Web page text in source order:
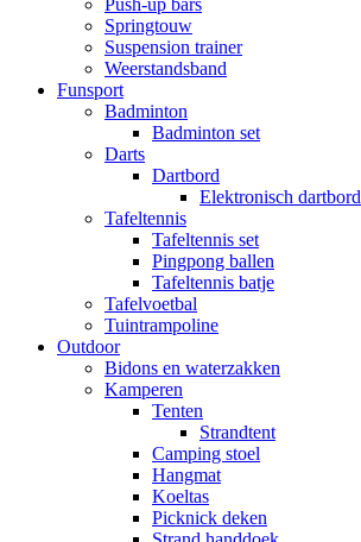
Push-up bars
Springtouw
Suspension trainer
Weerstandsband
Funsport
Badminton
Badminton set
Darts
Dartbord
Elektronisch dartbord
Tafeltennis
Tafeltennis set
Pingpong ballen
Tafeltennis batje
Tafelvoetbal
Tuintrampoline
Outdoor
Bidons en waterzakken
Kamperen
Tenten
Strandtent
Camping stoel
Hangmat
Koeltas
Picknick deken